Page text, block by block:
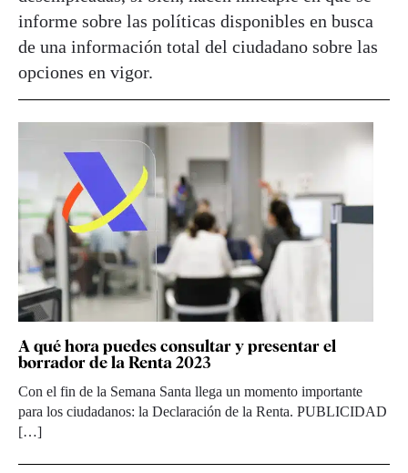
informe sobre las políticas disponibles en busca
de una información total del ciudadano sobre las
opciones en vigor.
A qué hora puedes consultar y presentar el
borrador de la Renta 2023
Con el fin de la Semana Santa llega un momento importante
para los ciudadanos: la Declaración de la Renta. PUBLICIDAD
[…]